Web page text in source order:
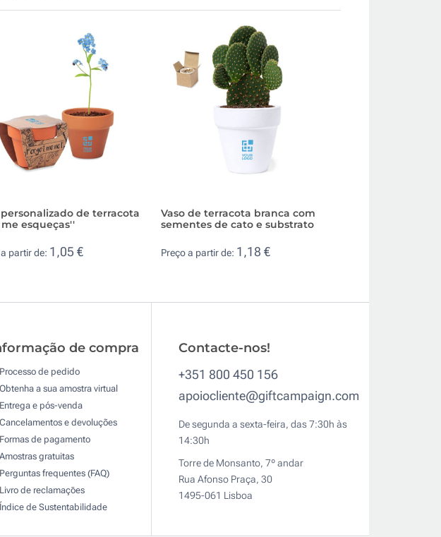
personalizado de terracota
esqueças''
partir de: 1,05 €
Vaso de terracota branca com
sementes de cato e substrato
Preço a partir de: 1,18 €
de compra
Processo de pedido
Obtenha a sua amostra virtual
Entrega e pós-venda
Cancelamentos e devoluções
Formas de pagamento
Amostras gratuitas
Perguntas frequentes (FAQ)
Livro de reclamaçōes
Índice de Sustentabilidade
Contacte-nos!
+351 800 450 156
apoiocliente@giftcampaign.com
De segunda a sexta-feira, das 7:30h às
14:30h
Torre de Monsanto, 7º andar
Rua Afonso Praça, 30
1495-061 Lisboa